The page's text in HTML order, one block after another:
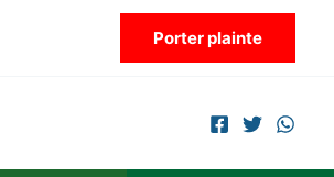
Porter plainte